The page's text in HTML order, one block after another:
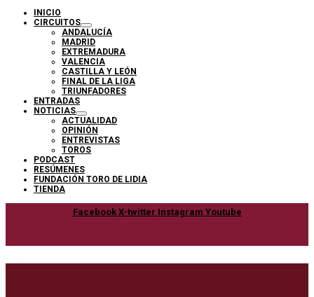
INICIO
CIRCUITOS
ANDALUCÍA
MADRID
EXTREMADURA
VALENCIA
CASTILLA Y LEÓN
FINAL DE LA LIGA
TRIUNFADORES
ENTRADAS
NOTICIAS
ACTUALIDAD
OPINIÓN
ENTREVISTAS
TOROS
PODCAST
RESÚMENES
FUNDACIÓN TORO DE LIDIA
TIENDA
Facebook X-twitter Instagram Youtube